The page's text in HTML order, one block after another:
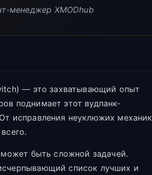
менеджер XMODhub
— это захватывающий опыт
поднимает этот вудпанк-
исправления неуклюжих механик
быть сложной задачей.
список лучших и